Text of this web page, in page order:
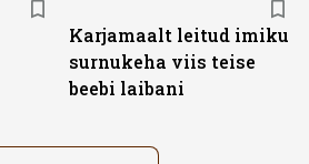
Karjamaalt leitud imiku
surnukeha viis teise
beebi laibani